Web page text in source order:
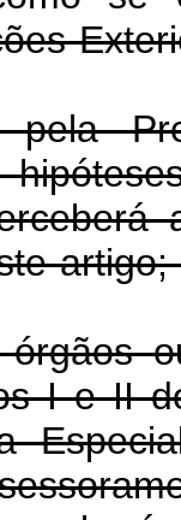
artigo;
I e II